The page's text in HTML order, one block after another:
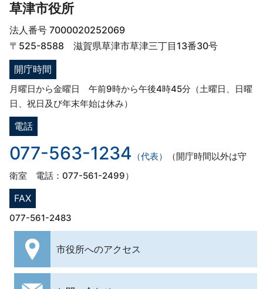
草津市役所
法人番号 7000020252069
〒525-8588 滋賀県草津市草津三丁目13番30号
開庁時間
月曜日から金曜日 午前9時から午後4時45分（土曜日、日曜
日、祝日及び年末年始は休み）
電話
077-563-1234 （代表）
（開庁時間以外は守
衛室 電話：077-561-2499）
FAX
077-561-2483
市役所へのアクセス